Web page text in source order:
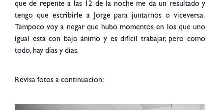
que de repente a las 12 de la noche me da un resultado y
tengo que escribirle a Jorge para juntarnos o viceversa.
Tampoco voy a negar que hubo momentos en los que uno
igual está con bajo ánimo y es difícil trabajar, pero como
todo, hay días y días.
Revisa fotos a continuación: